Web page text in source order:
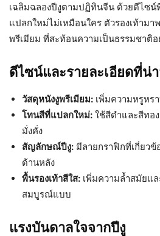
เฉลิมฉลองปีงูตามปฏิทินจีน ด้วยดีไซน์
แปลกใหม่ไม่เหมือนใคร ตัวรองเท้าม
พรีเมียม ที่สะท้อนความเป็นธรรมชาติอ
ดีไซน์และรายละเอียดที่น่
วัสดุหนังงูพรีเมียม: เพิ่มความหรูหร
โทนสีที่แปลกใหม่: ใช้สีดำและสีทอ
มั่งคั่ง
สัญลักษณ์ปีงู: มีลายกราฟิกที่เกี่ยวข้
ด้านหลัง
พื้นรองเท้าสีใส: เพิ่มความล้ำสมัยแล
สมบูรณ์แบบ
แรงบันดาลใจจากปีงู